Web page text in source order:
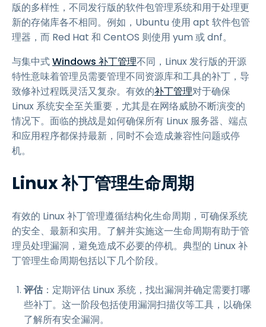
版的多样性，不同发行版的软件包管理系统和用于处理更
新的存储库各不相同。例如，Ubuntu 使用 apt 软件包管
理器，而 Red Hat 和 CentOS 则使用 yum 或 dnf。
与集中式Windows 补丁管理不同，Linux 发行版的开源
特性意味着管理员需要管理不同资源库和工具的补丁，导
致修补过程既灵活又复杂。有效的补丁管理对于确保
Linux 系统安全至关重要，尤其是在网络威胁不断演变的
情况下。面临的挑战是如何确保所有 Linux 服务器、端点
和应用程序都保持最新，同时不会造成兼容性问题或停
机。
Linux 补丁管理生命周期
有效的 Linux 补丁管理遵循结构化生命周期，可确保系统
的安全、最新和实用。了解并实施这一生命周期有助于管
理员处理漏洞，避免造成不必要的停机。典型的 Linux 补
丁管理生命周期包括以下几个阶段。
评估：定期评估 Linux 系统，找出漏洞并确定需要打哪
些补丁。这一阶段包括使用漏洞扫描仪等工具，以确保
了解所有安全漏洞。